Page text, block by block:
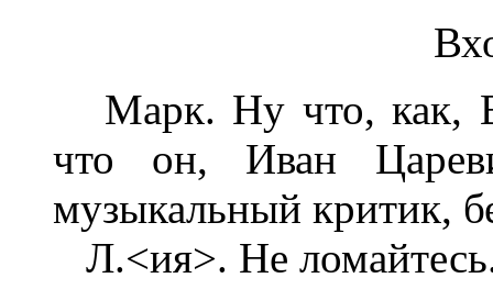
Марк. Ну что, как,
что он, Иван
музыкальный критик,
Л.<ия>. Не